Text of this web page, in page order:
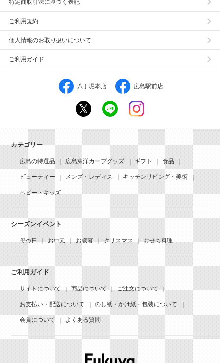
特定商取引法に基づく表記
ご利用規約
個人情報のお取り扱いについて
ご利用ガイド
八丁堀本店 広島駅前店
カテゴリー
広島の特選品 広島東洋カープグッズ ギフト 食品
ビューティー メンズ・レディス キッチンリビング・美術
ベビー・キッズ
シーズンイベント
母の日 お中元 お歳暮 クリスマス おせち料理
ご利用ガイド
サイトについて 商品について ご注文について
お支払い・配送について のし紙・かけ紙・包装について
会員について よくある質問